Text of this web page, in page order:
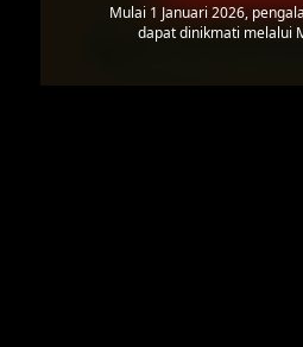
Mulai 1 Januari 2026,
dapat dinikmati melalui